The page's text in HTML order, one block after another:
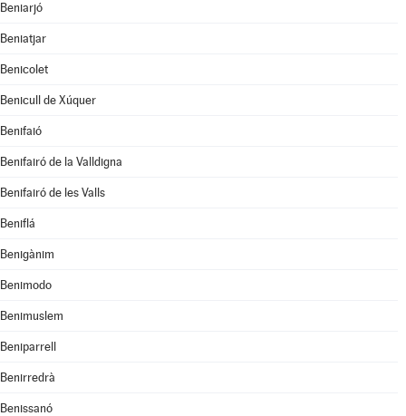
Beniarjó
Beniatjar
Benicolet
Benicull de Xúquer
Benifaió
Benifairó de la Valldigna
Benifairó de les Valls
Beniflá
Benigànim
Benimodo
Benimuslem
Beniparrell
Benirredrà
Benissanó